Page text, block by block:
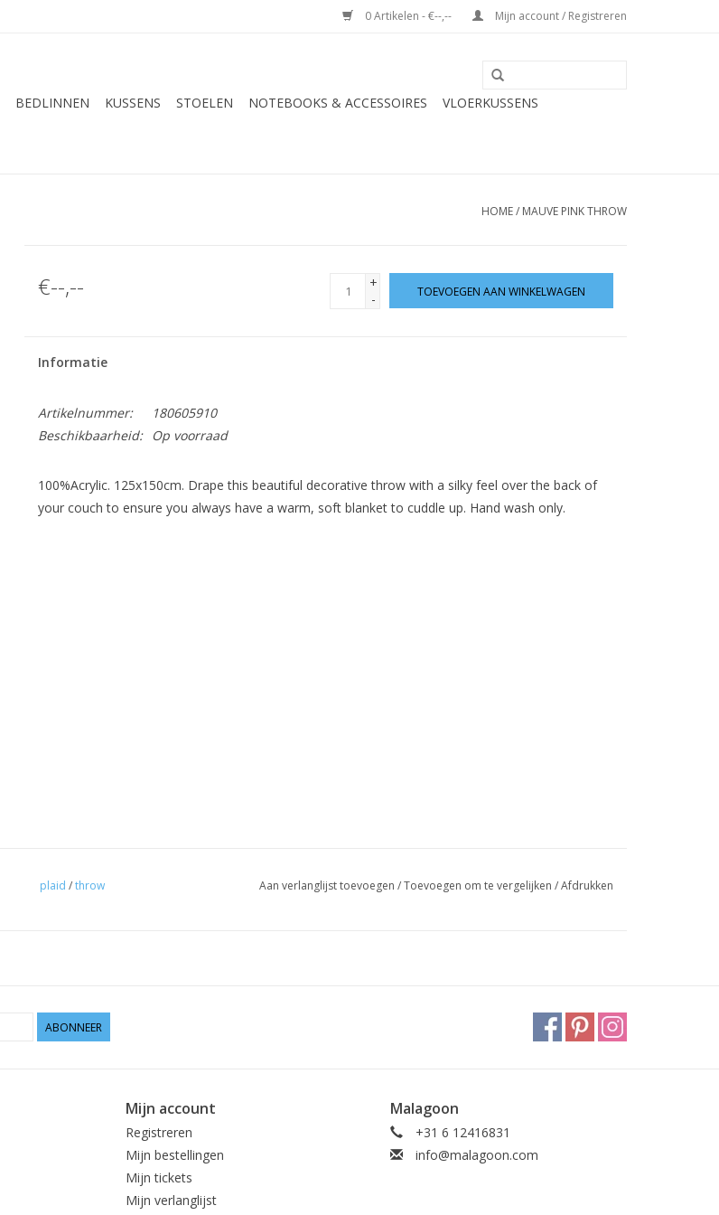
0 Artikelen - €--,-- Mijn account / Registreren
BEDLINNEN KUSSENS STOELEN NOTEBOOKS & ACCESSOIRES
VLOERKUSSENS
HOME/ MAUVE PINK THROW
€--,--
+
-
TOEVOEGEN AAN WINKELWAGEN
Informatie
Artikelnummer:
180605910
Beschikbaarheid:
Op voorraad
100%Acrylic. 125x150cm. Drape this beautiful decorative throw with a silky feel over the back of
your couch to ensure you always have a warm, soft blanket to cuddle up. Hand wash only.
plaid /throw Aan verlanglijst toevoegen /Toevoegen om te vergelijken /Afdrukken
ABONNEER
Mijn account
Registreren
Mijn bestellingen
Mijn tickets
Mijn verlanglijst
Malagoon
+31 6 12416831
info@malagoon.com